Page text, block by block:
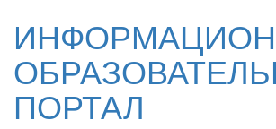
ПОРТАЛ